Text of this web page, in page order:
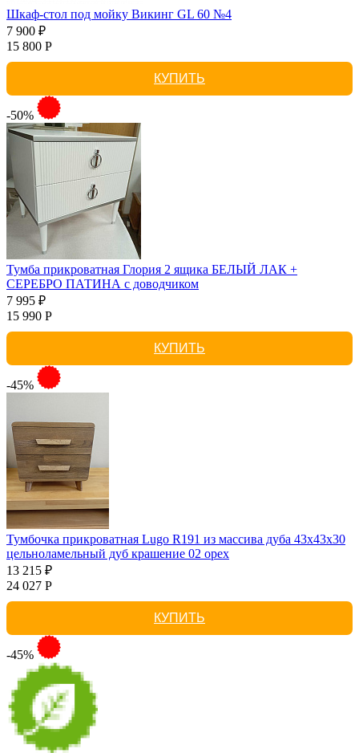
Шкаф-стол под мойку Викинг GL 60 №4
7 900 ₽
15 800 Р
КУПИТЬ
-50%
Тумба прикроватная Глория 2 ящика БЕЛЫЙ ЛАК +
СЕРЕБРО ПАТИНА с доводчиком
7 995 ₽
15 990 Р
КУПИТЬ
-45%
Тумбочка прикроватная Lugo R191 из массива дуба 43х43х30
цельноламельный дуб крашение 02 орех
13 215 ₽
24 027 Р
КУПИТЬ
-45%